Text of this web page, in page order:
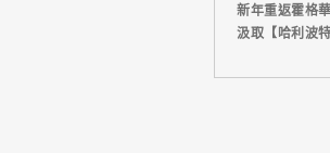
新年重返霍格
汲取【哈利波